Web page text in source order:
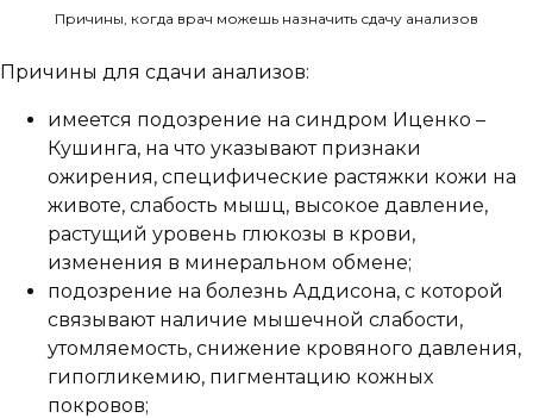
Причины, когда врач можешь назначить сдачу анализов
Причины для сдачи анализов:
имеется подозрение на синдром Иценко –
Кушинга, на что указывают признаки
ожирения, специфические растяжки кожи на
животе, слабость мышц, высокое давление,
растущий уровень глюкозы в крови,
изменения в минеральном обмене;
подозрение на болезнь Аддисона, с которой
связывают наличие мышечной слабости,
утомляемость, снижение кровяного давления,
гипогликемию, пигментацию кожных
покровов;